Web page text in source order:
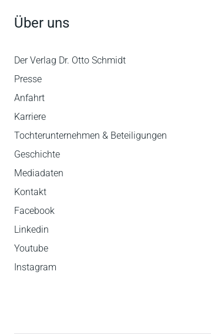
Über uns
Der Verlag Dr. Otto Schmidt
Presse
Anfahrt
Karriere
Tochterunternehmen & Beteiligungen
Geschichte
Mediadaten
Kontakt
Facebook
Linkedin
Youtube
Instagram